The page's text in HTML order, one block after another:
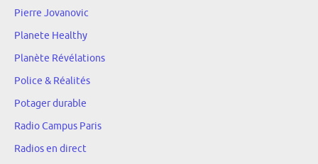
Pierre Jovanovic
Planete Healthy
Planète Révélations
Police & Réalités
Potager durable
Radio Campus Paris
Radios en direct